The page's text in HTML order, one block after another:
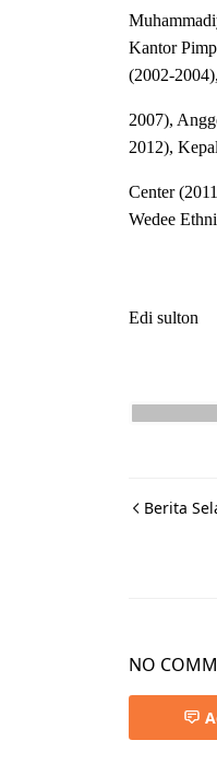
Kantor
(2002-
2007),
2012),
Center
Wedee
Edi sulton
Berita
NO